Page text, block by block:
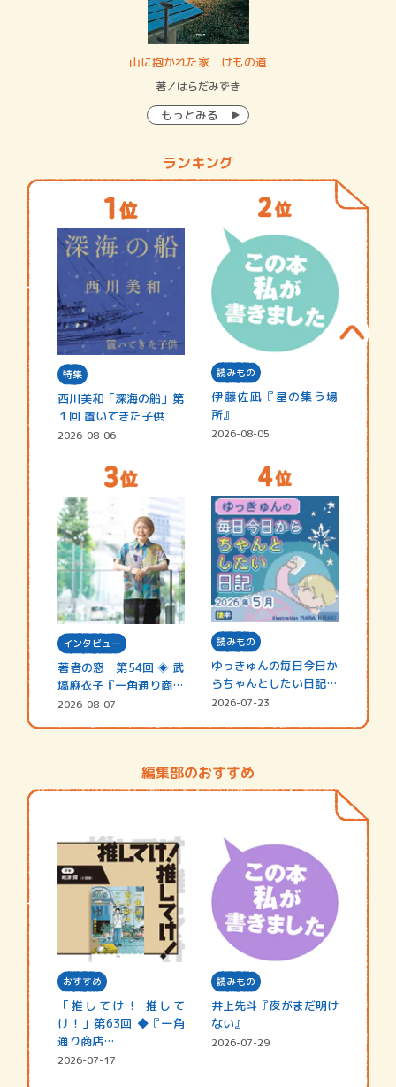
山に抱かれた家 けもの道
著／はらだみずき
もっとみる
ランキング
特集
西川美和「深海の船」第
１回 置いてきた子供
2026-08-06
読みもの
伊藤佐凪『星の集う場
所』
2026-08-05
インタビュー
著者の窓 第54回 ◈ 武
塙麻衣子『一角通り商店
街の…
2026-08-07
読みもの
ゆっきゅんの毎日今日か
らちゃんとしたい日記
☆202…
2026-07-23
編集部のおすすめ
おすすめ
「推してけ！ 推して
け！」第63回 ◆『一角
通り商店…
2026-07-17
読みもの
井上先斗『夜がまだ明け
ない』
2026-07-29